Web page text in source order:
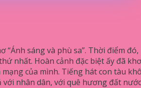
sáng và phù sa”. Thời điểm
nhất. Hoàn cảnh đặc biệt ấy đã
của mình. Tiếng hát con tàu
nhân dân, với quê hương đất